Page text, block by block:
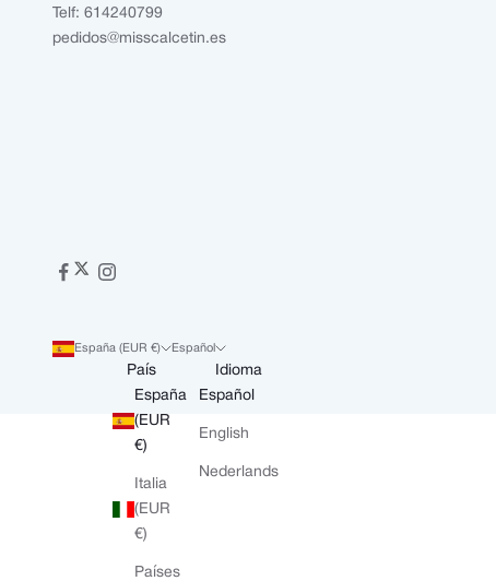
Telf: 614240799
pedidos@misscalcetin.es
España (EUR €)
País
España
(EUR
€)
Italia
(EUR
€)
Países
Español
Idioma
Español
English
Nederlands